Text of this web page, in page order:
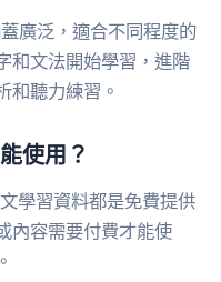
廣泛，適合不同程度的
和文法開始學習，進階
和聽力練習。
使用？
學習資料都是免費提供
內容需要付費才能使